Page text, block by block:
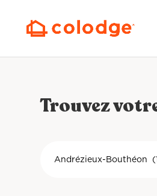
Trouvez
Andrézieux-Bouthéon